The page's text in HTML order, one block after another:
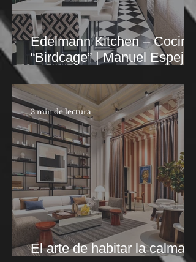
Edelmann Kitchen – Cocina
“Birdcage” | Manuel Espejo
Estudio
El arte de habitar la calma.
3 min de lectura